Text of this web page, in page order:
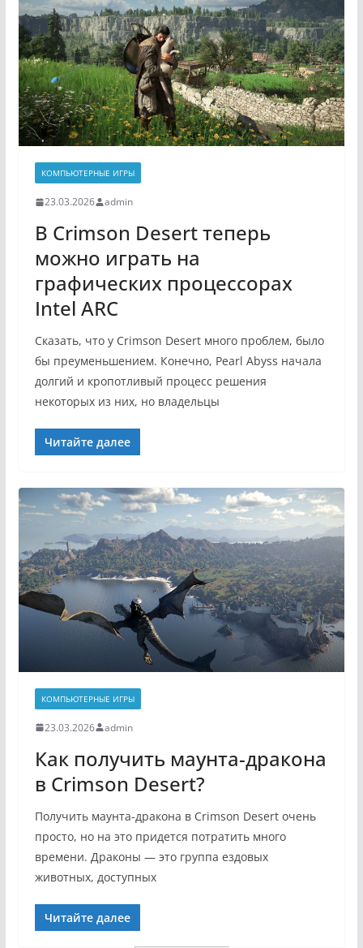
КОМПЬЮТЕРНЫЕ ИГРЫ
23.03.2026 admin
В Crimson Desert теперь
можно играть на
графических процессорах
Intel ARC
Сказать, что у Crimson Desert много проблем, было
бы преуменьшением. Конечно, Pearl Abyss начала
долгий и кропотливый процесс решения
некоторых из них, но владельцы
Читайте далее
КОМПЬЮТЕРНЫЕ ИГРЫ
23.03.2026 admin
Как получить маунта-дракона
в Crimson Desert?
Получить маунта-дракона в Crimson Desert очень
просто, но на это придется потратить много
времени. Драконы — это группа ездовых
животных, доступных
Читайте далее